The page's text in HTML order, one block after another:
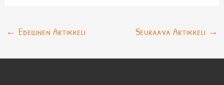
← Edellinen Artikkeli Seuraava Artikkeli →